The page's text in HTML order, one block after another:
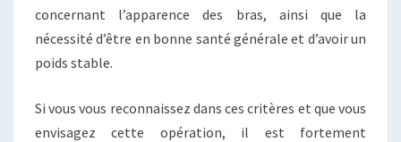
concernant l’apparence des bras, ainsi que la
nécessité d’être en bonne santé générale et d’avoir un
poids stable.
Si vous vous reconnaissez dans ces critères et que vous
envisagez cette opération, il est fortement